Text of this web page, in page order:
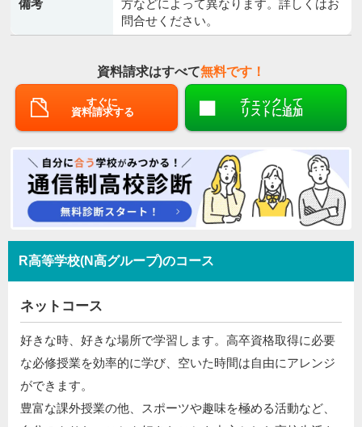
備考
方などによって異なります。詳しくはお
問合せください。
資料請求はすべて無料です！
すぐに
資料請求する
チェックして
リストに追加
R高等学校(N高グループ)のコース
ネットコース
好きな時、好きな場所で学習します。高卒資格取得に必要
な必修授業を効率的に学び、空いた時間は自由にアレンジ
ができます。
豊富な課外授業の他、スポーツや趣味を極める活動など、